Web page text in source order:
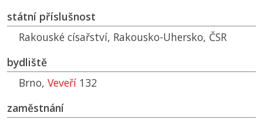
státní příslušnost
Rakouské císařství, Rakousko-Uhersko, ČSR
bydliště
Brno, Veveří 132
zaměstnání